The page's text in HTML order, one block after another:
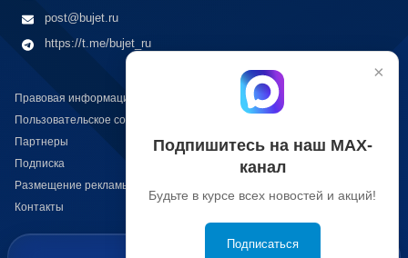
post@bujet.ru
https://t.me/bujet_ru
Правовая информация
Пользовательское соглашение
Партнеры
Подписка
Размещение рекламы
Контакты
×
Подпишитесь на наш МАХ-
канал
Будьте в курсе всех новостей и акций!
Подписаться